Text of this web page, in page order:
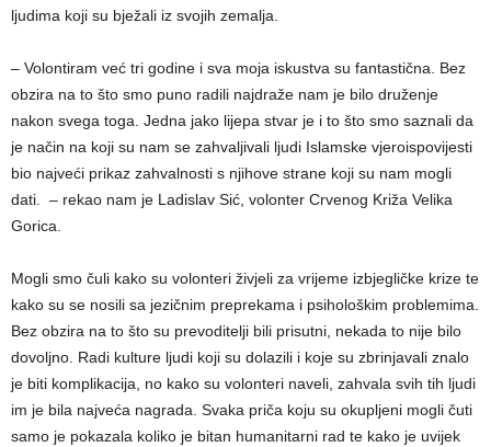
ljudima koji su bježali iz svojih zemalja.
– Volontiram već tri godine i sva moja iskustva su fantastična. Bez
obzira na to što smo puno radili najdraže nam je bilo druženje
nakon svega toga. Jedna jako lijepa stvar je i to što smo saznali da
je način na koji su nam se zahvaljivali ljudi Islamske vjeroispovijesti
bio najveći prikaz zahvalnosti s njihove strane koji su nam mogli
dati. – rekao nam je Ladislav Sić, volonter Crvenog Križa Velika
Gorica.
Mogli smo čuli kako su volonteri živjeli za vrijeme izbjegličke krize te
kako su se nosili sa jezičnim preprekama i psihološkim problemima.
Bez obzira na to što su prevoditelji bili prisutni, nekada to nije bilo
dovoljno. Radi kulture ljudi koji su dolazili i koje su zbrinjavali znalo
je biti komplikacija, no kako su volonteri naveli, zahvala svih tih ljudi
im je bila najveća nagrada. Svaka priča koju su okupljeni mogli čuti
samo je pokazala koliko je bitan humanitarni rad te kako je uvijek